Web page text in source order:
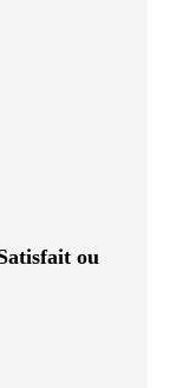
ou
pendant 30
satisfait de